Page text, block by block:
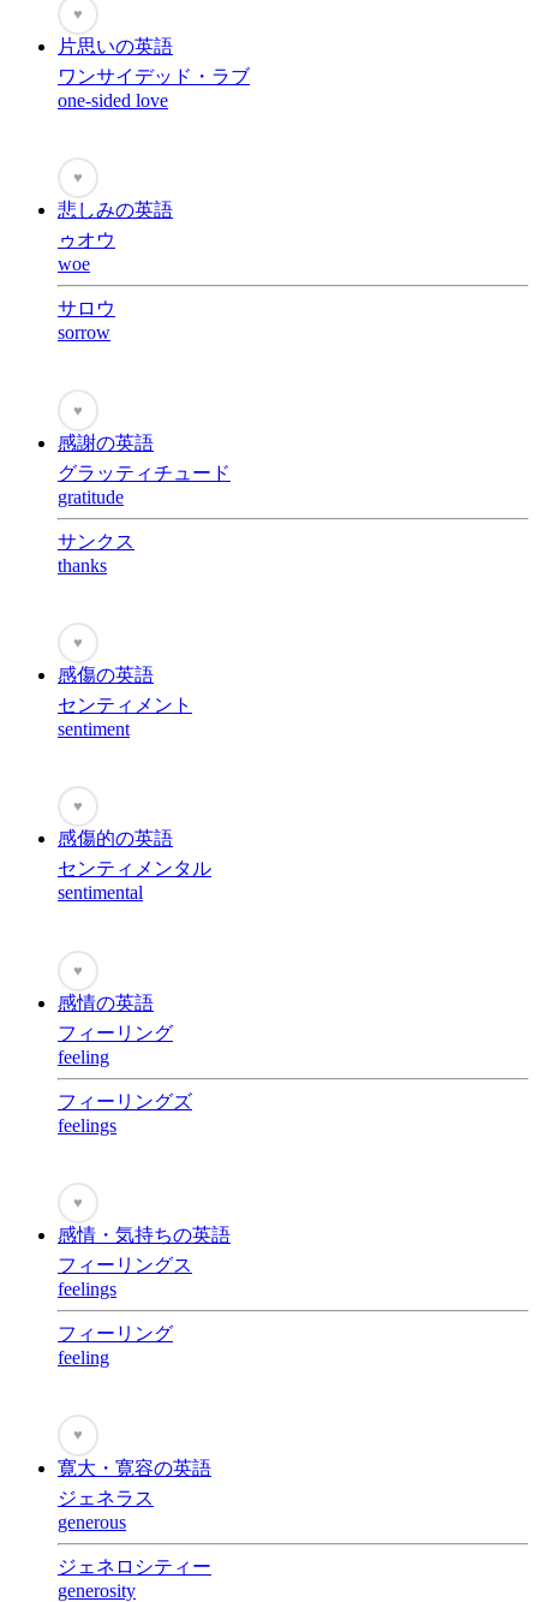
♥
片思いの英語
ワンサイデッド・ラブ
one-sided love
♥
悲しみの英語
ゥオウ
woe
サロウ
sorrow
♥
感謝の英語
グラッティチュード
gratitude
サンクス
thanks
♥
感傷の英語
センティメント
sentiment
♥
感傷的の英語
センティメンタル
sentimental
♥
感情の英語
フィーリング
feeling
フィーリングズ
feelings
♥
感情・気持ちの英語
フィーリングス
feelings
フィーリング
feeling
♥
寛大・寛容の英語
ジェネラス
generous
ジェネロシティー
generosity